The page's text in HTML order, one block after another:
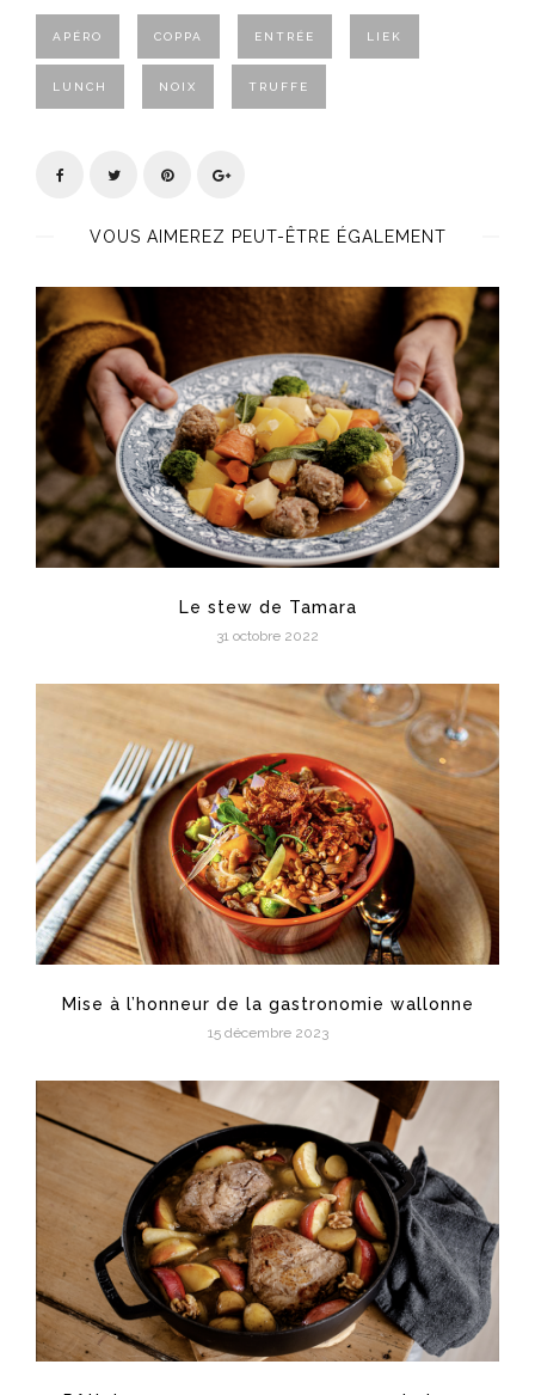
APÉRO COPPA ENTRÉE LIEK
LUNCH NOIX TRUFFE
VOUS AIMEREZ PEUT-ÊTRE ÉGALEMENT
Le stew de Tamara
31 octobre 2022
Mise à l’honneur de la gastronomie wallonne
15 décembre 2023